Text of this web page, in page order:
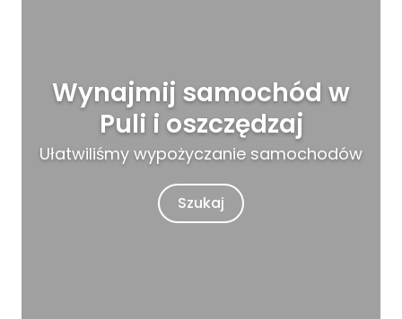
Wynajmij samochód w
Puli i oszczędzaj
Ułatwiliśmy wypożyczanie samochodów
Szukaj